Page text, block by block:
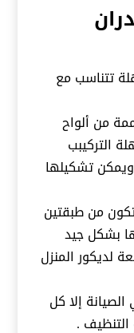
تتناسب مع
من ألواح
التركيبب
تشكيلها
من طبقتين
بشكل جيد
لديكور المنزل
إلا كل
.